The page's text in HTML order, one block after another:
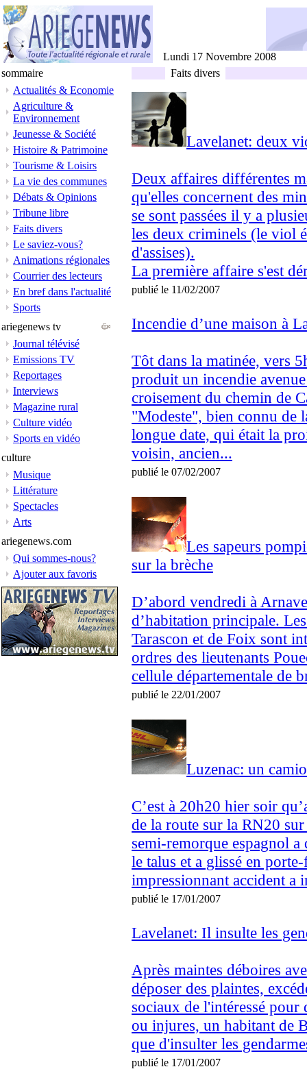
Lundi 17 Novembre 2008
sommaire
Actualités & Economie
Agriculture &
Environnement
Jeunesse & Société
Histoire & Patrimoine
Tourisme & Loisirs
La vie des communes
Débats & Opinions
Tribune libre
Faits divers
Le saviez-vous?
Animations régionales
Courrier des lecteurs
En bref dans l'actualité
Sports
ariegenews tv
Journal télévisé
Emissions TV
Reportages
Interviews
Magazine rural
Culture vidéo
Sports en vidéo
culture
Musique
Littérature
Spectacles
Arts
ariegenews.com
Qui sommes-nous?
Ajouter aux favoris
Faits divers
Lavelanet: deux
Deux affaires différentes
qu'elles concernent des
se sont passées il y a
les deux criminels (le viol
d'assises).
La première affaire s'est
publié le 11/02/2007
Incendie d’une maison à
Tôt dans la matinée, vers
produit un incendie
croisement du chemin de
"Modeste", bien connu de
longue date, qui était la
voisin, ancien...
publié le 07/02/2007
Les sapeurs
sur la brèche
D’abord vendredi à
d’habitation principale.
Tarascon et de Foix sont
ordres des lieutenants
cellule départementale de
publié le 22/01/2007
Luzenac: un
C’est à 20h20 hier soir
de la route sur la RN20
semi-remorque espagnol a
le talus et a glissé en
impressionnant accident a
publié le 17/01/2007
Lavelanet: Il insulte les
Après maintes déboires
déposer des plaintes,
sociaux de l'intéressé pour
ou injures, un habitant de
que d'insulter les
publié le 17/01/2007